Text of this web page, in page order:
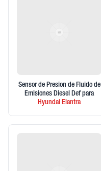
Sensor de Presion de Fluido de
Emisiones Diesel Def para
Hyundai Elantra